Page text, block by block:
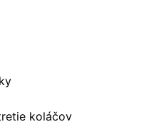
koláčov